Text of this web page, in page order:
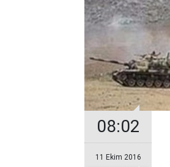
08:02
11 Ekim 2016